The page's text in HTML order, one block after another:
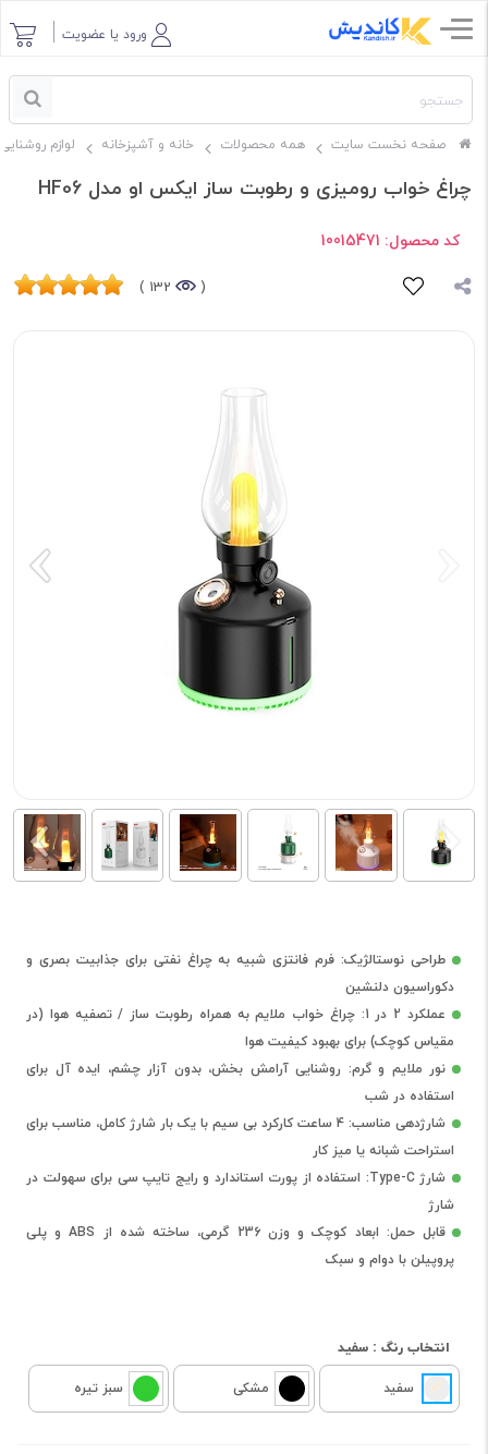
ورود یا عضویت
صفحه نخست سایت همه محصولات خانه و آشپزخانه لوازم روشنایی
چراغ خواب رومیزی و رطوبت ساز ایکس او مدل HF06
کد محصول: 10015471
(
132 )
طراحی نوستالژیک: فرم فانتزی شبیه به چراغ نفتی برای جذابیت بصری و
دکوراسیون دلنشین
عملکرد 2 در 1: چراغ خواب ملایم به همراه رطوبت ساز / تصفیه هوا (در
مقیاس کوچک) برای بهبود کیفیت هوا
نور ملایم و گرم: روشنایی آرامش بخش، بدون آزار چشم، ایده آل برای
استفاده در شب
شارژدهی مناسب: 4 ساعت کارکرد بی سیم با یک بار شارژ کامل، مناسب برای
استراحت شبانه یا میز کار
شارژ Type-C: استفاده از پورت استاندارد و رایج تایپ سی برای سهولت در
شارژ
قابل حمل: ابعاد کوچک و وزن 236 گرمی، ساخته شده از ABS و پلی
پروپیلن با دوام و سبک
انتخاب رنگ : سفید
سفید مشکی سبز تیره